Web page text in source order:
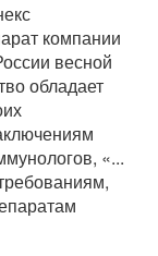
компании
весной
обладает
«...